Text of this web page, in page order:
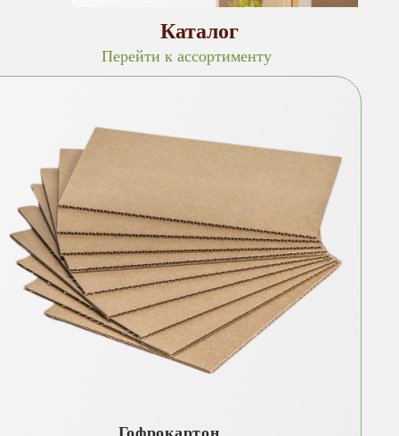
Каталог
Перейти к ассортименту
Гофрокартон